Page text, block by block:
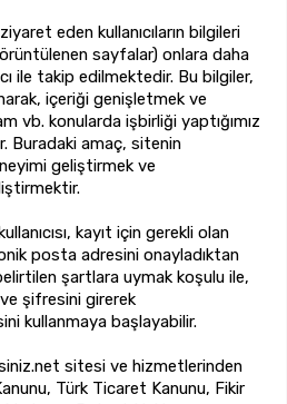
eden kullanıcıların bilgileri
sayfalar) onlara daha
ile takip edilmektedir. Bu bilgiler,
içeriği genişletmek ve
vb. konularda işbirliği yaptığımız
Buradaki amaç, sitenin
geliştirmek ve
kayıt için gerekli olan
posta adresini onayladıktan
şartlara uymak koşulu ile,
şifresini girerek
kullanmaya başlayabilir.
sitesi ve hizmetlerinden
Türk Ticaret Kanunu, Fikir